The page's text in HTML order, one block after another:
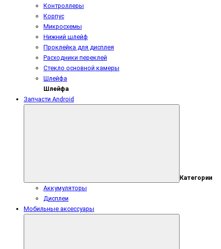
Контроллеры
Корпус
Микросхемы
Нижний шлейф
Проклейка для дисплея
Расходники переклей
Стекло основной камеры
Шлейфа
Шлейфа
Запчасти Android
Категории
Аккумуляторы
Дисплеи
Мобильные аксессуары